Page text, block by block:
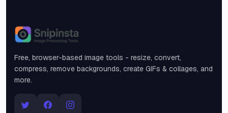
Snipinsta
Free, browser-based image tools - resize, convert,
compress, remove backgrounds, create GIFs & collages, and
more.